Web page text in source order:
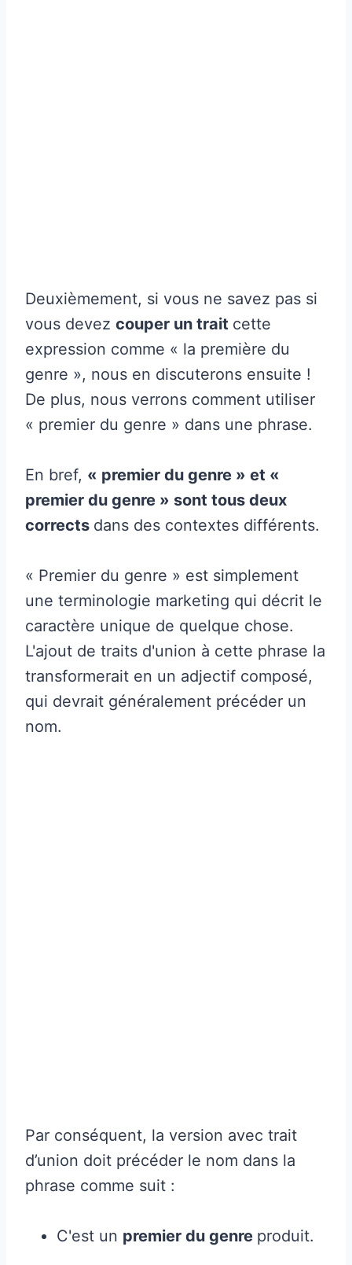
Deuxièmement, si vous ne savez pas si
vous devez couper un trait cette
expression comme « la première du
genre », nous en discuterons ensuite !
De plus, nous verrons comment utiliser
« premier du genre » dans une phrase.
En bref, « premier du genre » et «
premier du genre » sont tous deux
corrects dans des contextes différents.
« Premier du genre » est simplement
une terminologie marketing qui décrit le
caractère unique de quelque chose.
L'ajout de traits d'union à cette phrase la
transformerait en un adjectif composé,
qui devrait généralement précéder un
nom.
Par conséquent, la version avec trait
d’union doit précéder le nom dans la
phrase comme suit :
C'est un premier du genre produit.